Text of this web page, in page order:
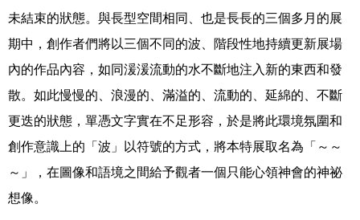
未結束的狀態。與長型空間相同、也是長長的三個多月的展
期中，創作者們將以三個不同的波、階段性地持續更新展場
內的作品內容，如同湲湲流動的水不斷地注入新的東西和發
散。如此慢慢的、浪漫的、滿溢的、流動的、延綿的、不斷
更迭的狀態，單憑文字實在不足形容，於是將此環境氛圍和
創作意識上的「波」以符號的方式，將本特展取名為「～～
～」，在圖像和語境之間給予觀者一個只能心領神會的神祕
想像。